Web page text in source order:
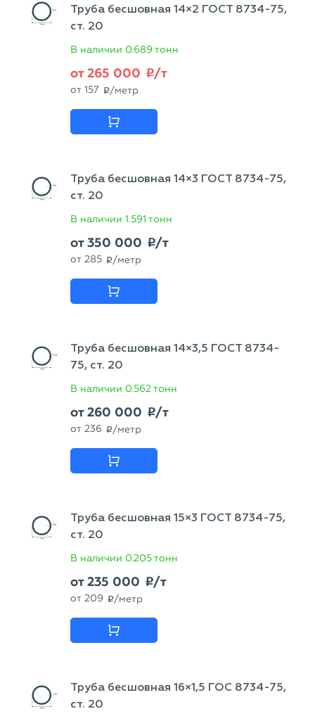
Труба бесшовная 14×2 ГОСТ 8734-75,
ст. 20
В наличии 0.689 тонн
от265 000 p/т
от 157 p /метр
Труба бесшовная 14×3 ГОСТ 8734-75,
ст. 20
В наличии 1.591 тонн
от350 000 p/т
от 285 p /метр
Труба бесшовная 14×3,5 ГОСТ 8734-
75, ст. 20
В наличии 0.562 тонн
от260 000 p/т
от 236 p /метр
Труба бесшовная 15×3 ГОСТ 8734-75,
ст. 20
В наличии 0.205 тонн
от235 000 p/т
от 209 p /метр
Труба бесшовная 16×1,5 ГОС 8734-75,
ст. 20